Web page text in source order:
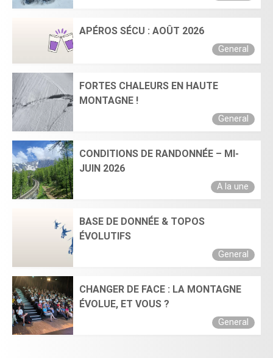
APÉROS SÉCU : AOÛT 2026
General
FORTES CHALEURS EN HAUTE
MONTAGNE !
General
CONDITIONS DE RANDONNÉE – MI-
JUIN 2026
A la une
BASE DE DONNÉE & TOPOS
ÉVOLUTIFS
General
CHANGER DE FACE : LA MONTAGNE
ÉVOLUE, ET VOUS ?
General